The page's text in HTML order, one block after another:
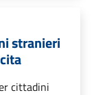
stranieri
cittadini